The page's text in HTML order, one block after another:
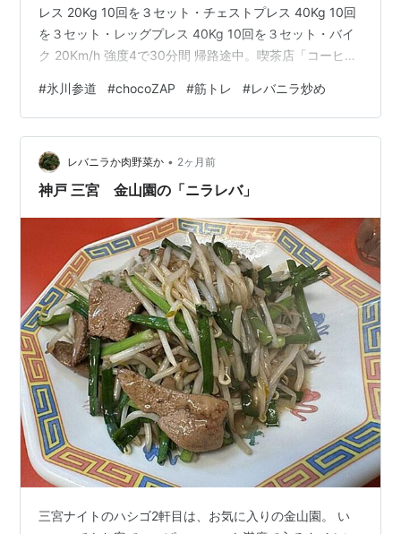
レス 20Kg 10回を３セット・チェストプレス 40Kg 10回
を３セット・レッグプレス 40Kg 10回を３セット・バイ
ク 20Km/h 強度4で30分間 帰路途中。喫茶店「コーヒー
め」。
#氷川参道 #chocoZAP #筋トレ #レバニラ炒め
レバニラか肉野菜か • 2ヶ月前
神戸 三宮 金山園の「ニラレバ」
三宮ナイトのハシゴ2軒目は、お気に入りの金山園。 い